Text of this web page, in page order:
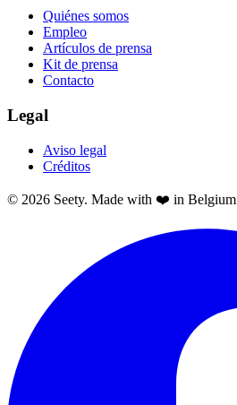
Quiénes somos
Empleo
Artículos de prensa
Kit de prensa
Contacto
Legal
Aviso legal
Créditos
© 2026 Seety. Made with ❤️ in Belgium